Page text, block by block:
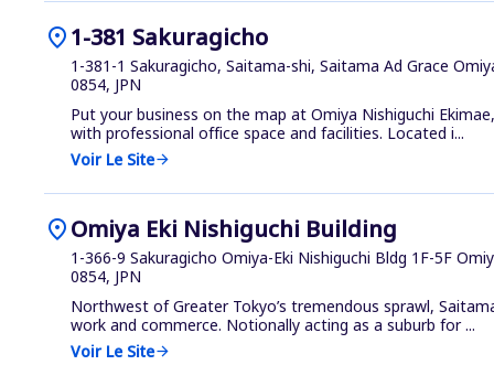
location_on1-381 Sakuragicho
1-381-1 Sakuragicho, Saitama-shi, Saitama Ad Grace
0854, JPN
Put your business on the map at Omiya Nishiguchi
with professional office space and facilities. Located i...
Voir Le Sitearrow_forward
location_onOmiya Eki Nishiguchi Building
1-366-9 Sakuragicho Omiya-Eki Nishiguchi Bldg 1F-5F
0854, JPN
Northwest of Greater Tokyo’s tremendous sprawl,
work and commerce. Notionally acting as a suburb for ...
Voir Le Sitearrow_forward